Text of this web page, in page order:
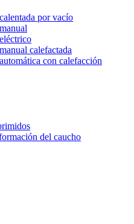
por vacío
calefactada
con calefacción
del caucho